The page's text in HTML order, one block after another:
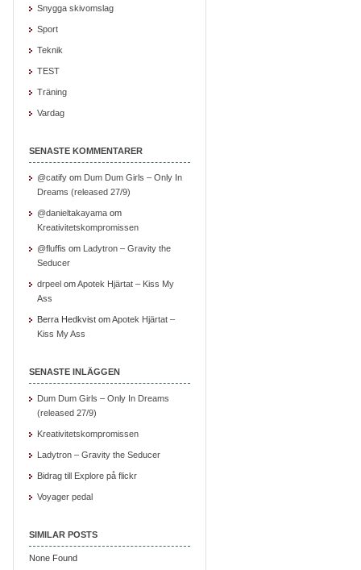
Snygga skivomslag
Sport
Teknik
TEST
Träning
Vardag
SENASTE KOMMENTARER
@catify om Dum Dum Girls – Only In
Dreams (released 27/9)
@danieltakayama om
Kreativitetskompromissen
@fluffis om Ladytron – Gravity the
Seducer
drpeel omApotek Hjärtat – Kiss My
Ass
Berra Hedkvist omApotek Hjärtat –
Kiss My Ass
SENASTE INLÄGGEN
Dum Dum Girls – Only In Dreams
(released 27/9)
Kreativitetskompromissen
Ladytron – Gravity the Seducer
Bidrag till Explore på flickr
Voyager pedal
SIMILAR POSTS
None Found